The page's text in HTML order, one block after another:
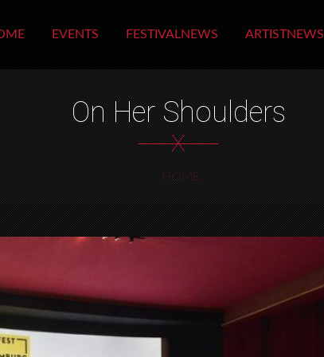
EVENTS FESTIVALNEWS ARTISTNEWS
On Her Shoulders
X
HOME